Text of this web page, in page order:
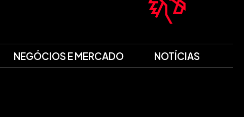
NEGÓCIOS E MERCADO NOTÍCIAS